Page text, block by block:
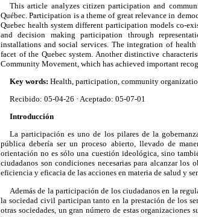
This article analyzes citizen participation and
Québec. Participation is a theme of great relevance in
Quebec health system different participation models co-
and decision making participation through
installations and social services. The integration of
facet of the Quebec system. Another distinctive
Community Movement, which has achieved important
Key words: Health, participation, community
Recibido: 05-04-26 · Aceptado: 05-07-01
Introducción
La participación es uno de los pilares de la
pública debería ser un proceso abierto, llevado de
orientación no es sólo una cuestión ideológica, sino
ciudadanos son condiciones necesarias para alcanzar
eficiencia y eficacia de las acciones en materia de salud y
Además de la participación de los ciudadanos en la
la sociedad civil participan tanto en la prestación de los
otras sociedades, un gran número de estas organizaciones